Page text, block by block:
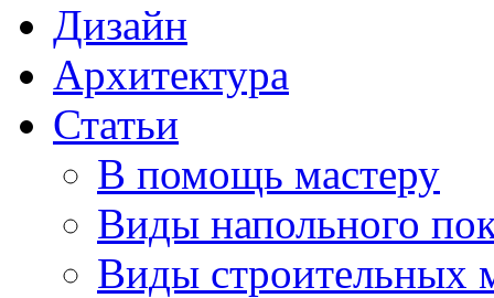
Дизайн
Архитектура
Статьи
В помощь мастеру
Виды напольного
Виды строительных